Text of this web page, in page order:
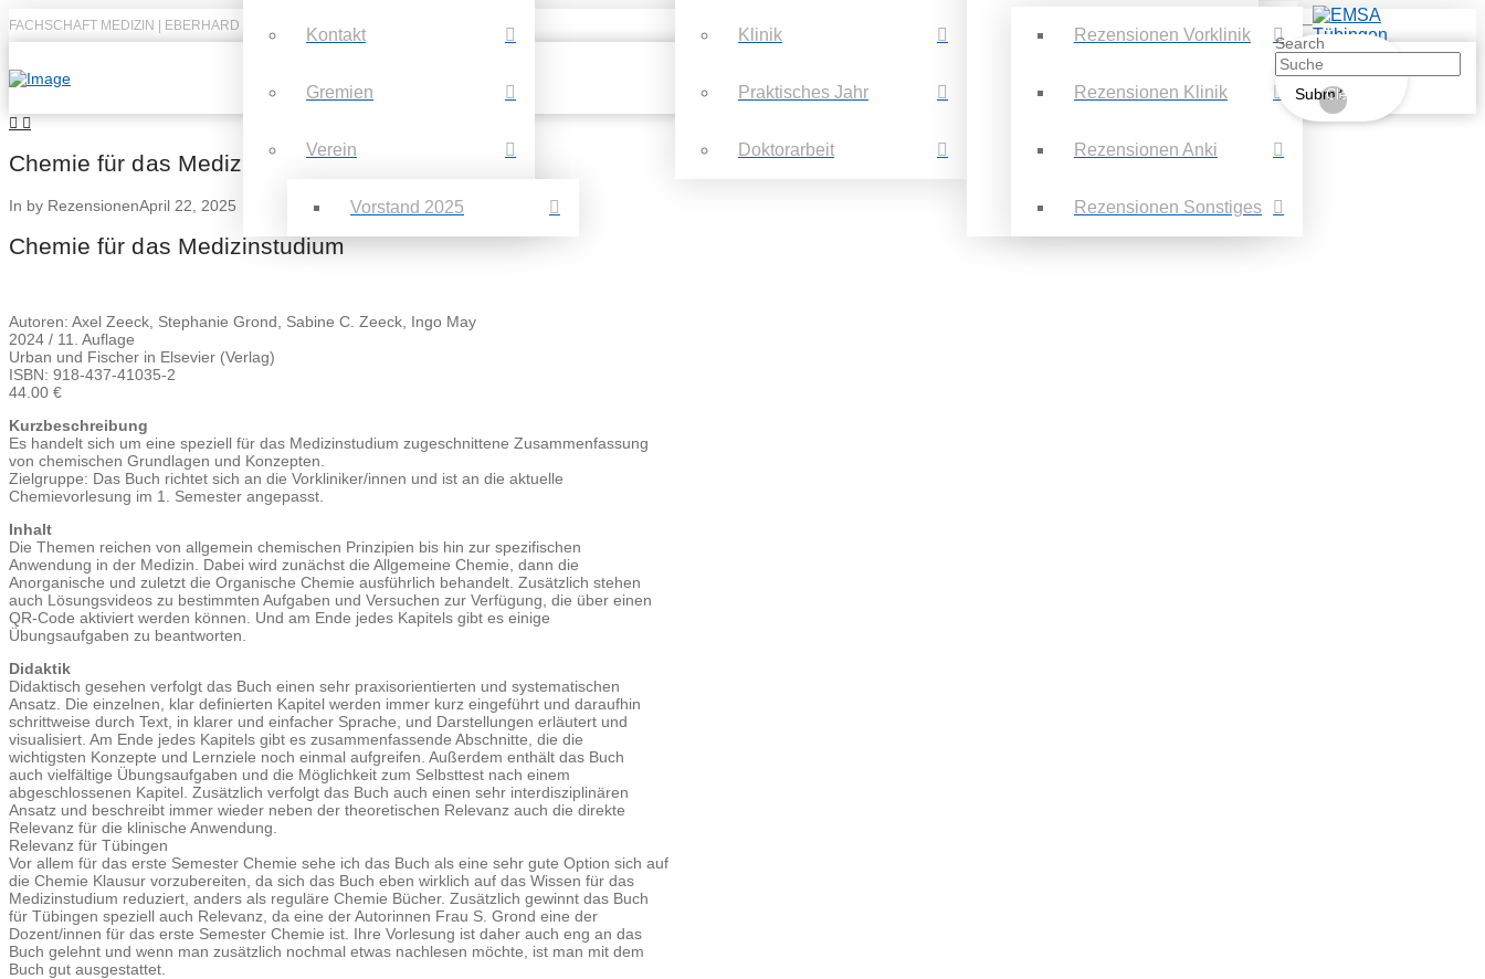
FACHSCHAFT MEDIZIN | EBERHARD KARLS UNIVERSITÄT TÜBINGEN
Kontakt
Gremien
Verein
Vorstand 2025
Klinik
Praktisches Jahr
Doktorarbeit
Rezensionen Vorklinik
Rezensionen Klinik
Rezensionen Anki
Rezensionen Sonstiges
Search
Submit
Clear
Chemie für das Medizinstudium
In by RezensionenApril 22, 2025
Chemie für das Medizinstudium
Autoren: Axel Zeeck, Stephanie Grond, Sabine C. Zeeck, Ingo May
2024 / 11. Auflage
Urban und Fischer in Elsevier (Verlag)
ISBN: 918-437-41035-2
44.00 €
Kurzbeschreibung
Es handelt sich um eine speziell für das Medizinstudium zugeschnittene Zusammenfassung
von chemischen Grundlagen und Konzepten.
Zielgruppe: Das Buch richtet sich an die Vorkliniker/innen und ist an die aktuelle
Chemievorlesung im 1. Semester angepasst.
Inhalt
Die Themen reichen von allgemein chemischen Prinzipien bis hin zur spezifischen
Anwendung in der Medizin. Dabei wird zunächst die Allgemeine Chemie, dann die
Anorganische und zuletzt die Organische Chemie ausführlich behandelt. Zusätzlich stehen
auch Lösungsvideos zu bestimmten Aufgaben und Versuchen zur Verfügung, die über einen
QR-Code aktiviert werden können. Und am Ende jedes Kapitels gibt es einige
Übungsaufgaben zu beantworten.
Didaktik
Didaktisch gesehen verfolgt das Buch einen sehr praxisorientierten und systematischen
Ansatz. Die einzelnen, klar definierten Kapitel werden immer kurz eingeführt und daraufhin
schrittweise durch Text, in klarer und einfacher Sprache, und Darstellungen erläutert und
visualisiert. Am Ende jedes Kapitels gibt es zusammenfassende Abschnitte, die die
wichtigsten Konzepte und Lernziele noch einmal aufgreifen. Außerdem enthält das Buch
auch vielfältige Übungsaufgaben und die Möglichkeit zum Selbsttest nach einem
abgeschlossenen Kapitel. Zusätzlich verfolgt das Buch auch einen sehr interdisziplinären
Ansatz und beschreibt immer wieder neben der theoretischen Relevanz auch die direkte
Relevanz für die klinische Anwendung.
Relevanz für Tübingen
Vor allem für das erste Semester Chemie sehe ich das Buch als eine sehr gute Option sich auf
die Chemie Klausur vorzubereiten, da sich das Buch eben wirklich auf das Wissen für das
Medizinstudium reduziert, anders als reguläre Chemie Bücher. Zusätzlich gewinnt das Buch
für Tübingen speziell auch Relevanz, da eine der Autorinnen Frau S. Grond eine der
Dozent/innen für das erste Semester Chemie ist. Ihre Vorlesung ist daher auch eng an das
Buch gelehnt und wenn man zusätzlich nochmal etwas nachlesen möchte, ist man mit dem
Buch gut ausgestattet.